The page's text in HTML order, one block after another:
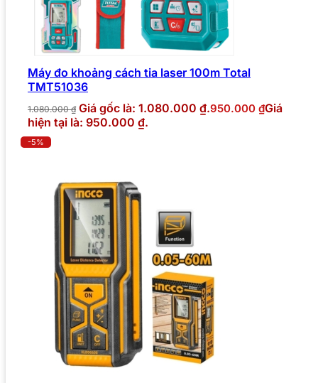
Máy đo khoảng cách tia laser 100m Total
TMT51036
1.080.000₫ Giá gốc là: 1.080.000 ₫.950.000 ₫Giá
hiện tại là: 950.000 ₫.
-5%